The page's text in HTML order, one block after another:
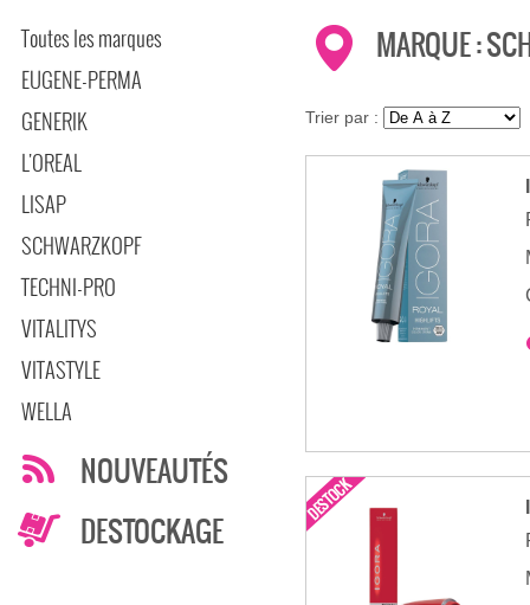
Toutes les marques
EUGENE-PERMA
GENERIK
L'OREAL
LISAP
SCHWARZKOPF
TECHNI-PRO
VITALITYS
VITASTYLE
WELLA
NOUVEAUTÉS
DESTOCKAGE
MARQUE :
Trier par :